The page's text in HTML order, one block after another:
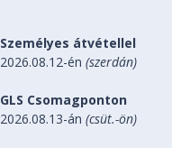
Személyes átvétellel
2026.08.12-én(szerdán)
GLS Csomagponton
2026.08.13-án(csüt.-ön)